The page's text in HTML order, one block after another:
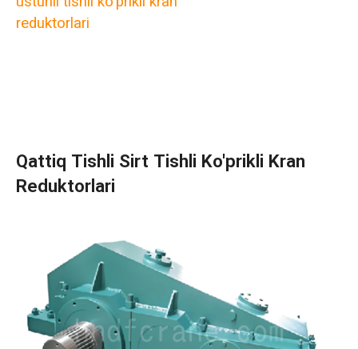
reduktorlari
Qattiq Tishli Sirt Tishli Ko'prikli Kran
Reduktorlari